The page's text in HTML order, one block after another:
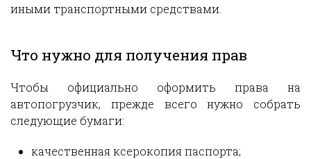
иными транспортными средствами.
Что нужно для получения прав
Чтобы официально оформить права на
автопогрузчик, прежде всего нужно собрать
следующие бумаги:
качественная ксерокопия паспорта;